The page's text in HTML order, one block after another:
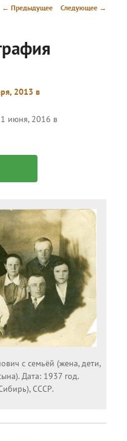
Навигация
← Предыдущее Следующее →
2013 в
июня, 2016 в
с семьёй (жена, дети,
Дата: 1937 год.
СССР.